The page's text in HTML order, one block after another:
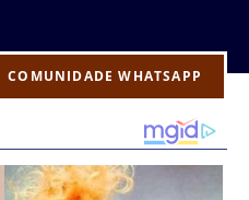
COMUNIDADE WHATSAPP